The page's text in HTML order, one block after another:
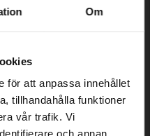
Om
för att anpassa innehållet
tillhandahålla funktioner
vår trafik. Vi
och annan
your browser
our friends
language
contains all the